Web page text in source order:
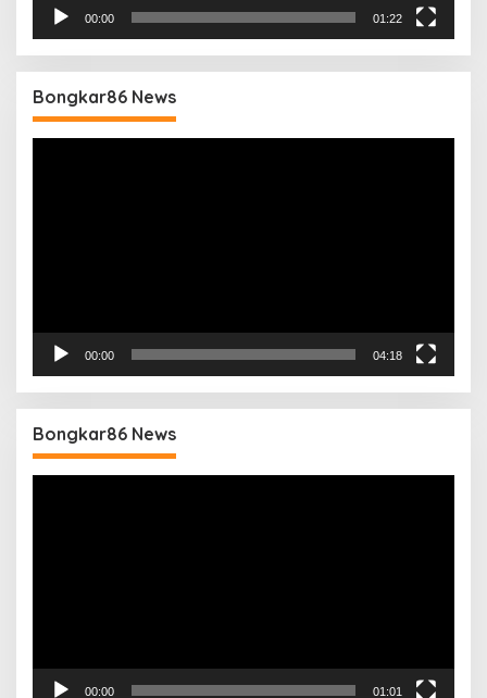
00:00 01:22
Bongkar86 News
00:00 04:18
Bongkar86 News
00:00 01:01